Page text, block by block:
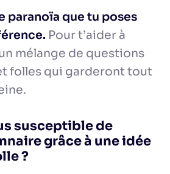
paranoïa que tu poses
Pour t’aider à
mélange de questions
folles qui garderont tout
susceptible de
grâce à une idée
?